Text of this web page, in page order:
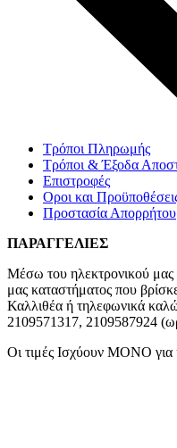
Τρόποι Πληρωμής
Τρόποι & Έξοδα
Επιστροφές
Οροι και
Προστασία Απορρήτου
ΠΑΡΑΓΓΕΛΙΕΣ
Μέσω του ηλεκτρονικού μας
μας καταστήματος που
Καλλιθέα ή τηλεφωνικά
2109571317, 2109587924
Οι τιμές Ισχύουν ΜΟΝΟ για